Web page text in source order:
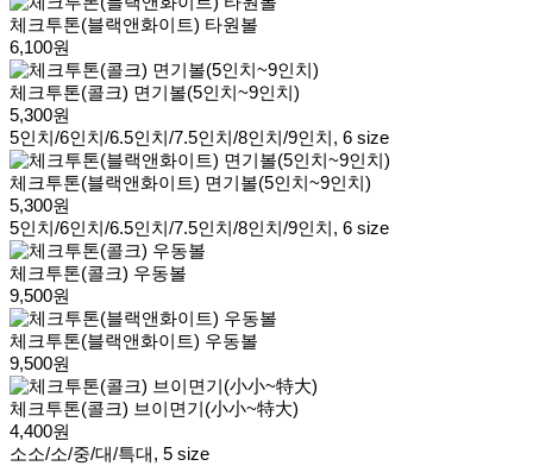
체크투톤(블랙앤화이트) 타원볼
6,100원
체크투톤(콜크) 면기볼(5인치~9인치)
5,300원
5인치/6인치/6.5인치/7.5인치/8인치/9인치, 6 size
체크투톤(블랙앤화이트) 면기볼(5인치~9인치)
5,300원
5인치/6인치/6.5인치/7.5인치/8인치/9인치, 6 size
체크투톤(콜크) 우동볼
9,500원
체크투톤(블랙앤화이트) 우동볼
9,500원
체크투톤(콜크) 브이면기(小小~特大)
4,400원
소소/소/중/대/특대, 5 size